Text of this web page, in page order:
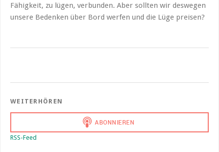
Fähigkeit, zu lügen, verbunden. Aber sollten wir deswegen
unsere Bedenken über Bord werfen und die Lüge preisen?
WEITERHÖREN
RSS-Feed